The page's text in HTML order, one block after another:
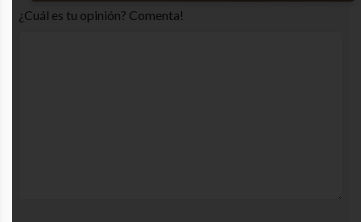
¿Cuál es tu opinión? Comenta!